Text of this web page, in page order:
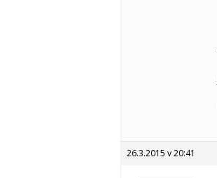
26.3.2015 v 20:41